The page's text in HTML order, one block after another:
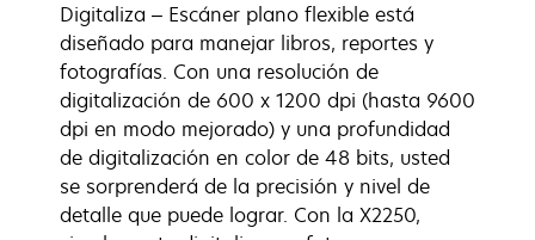
Digitaliza – Escáner plano flexible está
diseñado para manejar libros, reportes y
fotografías. Con una resolución de
digitalización de 600 x 1200 dpi (hasta 9600
dpi en modo mejorado) y una profundidad
de digitalización en color de 48 bits, usted
se sorprenderá de la precisión y nivel de
detalle que puede lograr. Con la X2250,